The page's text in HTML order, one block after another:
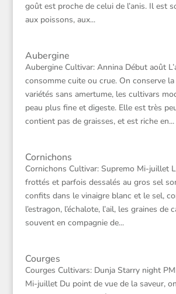
goût est proche de celui de l’anis. Il est
aux poissons, aux...
Aubergine
Aubergine Cultivar: Annina Début août
consomme cuite ou crue. On conserve la
variétés sans amertume, les cultivars
peau plus fine et digeste. Elle est très
contient pas de graisses, et est riche en...
Cornichons
Cornichons Cultivar: Supremo Mi-juillet
frottés et parfois dessalés au gros sel
confits dans le vinaigre blanc et le sel,
l’estragon, l’échalote, l’ail, les graines de
souvent en compagnie de...
Courges
Courges Cultivars: Dunja Starry night
Mi-juillet Du point de vue de la saveur,